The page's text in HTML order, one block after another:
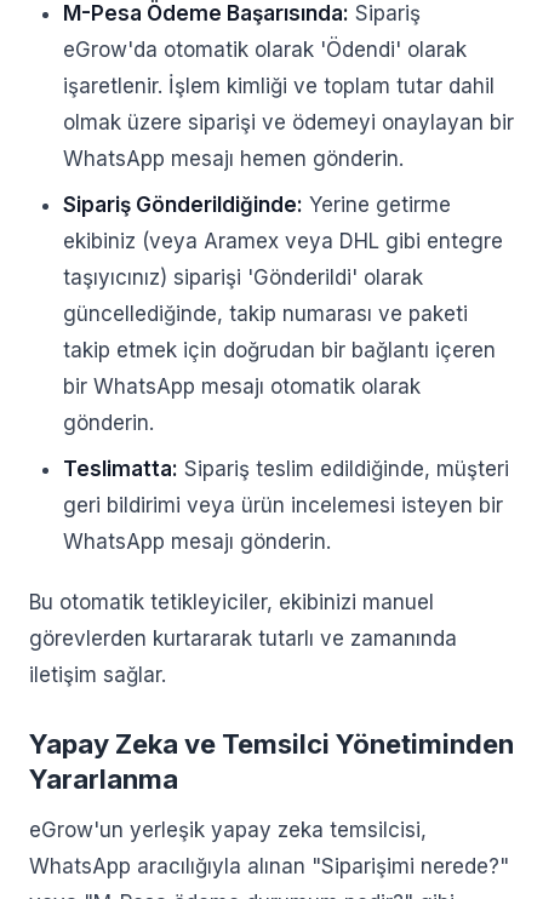
M-Pesa Ödeme Başarısında: Sipariş
eGrow'da otomatik olarak 'Ödendi' olarak
işaretlenir. İşlem kimliği ve toplam tutar dahil
olmak üzere siparişi ve ödemeyi onaylayan bir
WhatsApp mesajı hemen gönderin.
Sipariş Gönderildiğinde: Yerine getirme
ekibiniz (veya Aramex veya DHL gibi entegre
taşıyıcınız) siparişi 'Gönderildi' olarak
güncellediğinde, takip numarası ve paketi
takip etmek için doğrudan bir bağlantı içeren
bir WhatsApp mesajı otomatik olarak
gönderin.
Teslimatta: Sipariş teslim edildiğinde, müşteri
geri bildirimi veya ürün incelemesi isteyen bir
WhatsApp mesajı gönderin.
Bu otomatik tetikleyiciler, ekibinizi manuel
görevlerden kurtararak tutarlı ve zamanında
iletişim sağlar.
Yapay Zeka ve Temsilci Yönetiminden
Yararlanma
eGrow'un yerleşik yapay zeka temsilcisi,
WhatsApp aracılığıyla alınan "Siparişimi nerede?"